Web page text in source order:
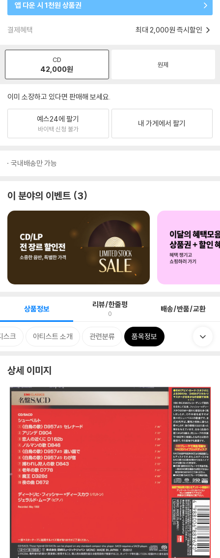
앱 다운 시 1천원 상품권
결제혜택 최대 2,000원 즉시할인
CD
42,000원 원제
이미 소장하고 있다면 판매해 보세요.
예스24에 팔기
바이백 신청 불가
내 가게에서 팔기
국내배송만 가능
이 분야의 이벤트 3
상품정보 리뷰/한줄평
0 배송/반품/교환
스크 아티스트 소개 관련분류 품목정보
상세 이미지